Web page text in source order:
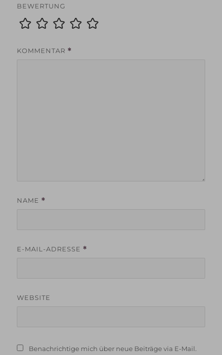
BEWERTUNG
KOMMENTAR *
NAME *
E-MAIL-ADRESSE *
WEBSITE
Benachrichtige mich über neue Beiträge via E-Mail.